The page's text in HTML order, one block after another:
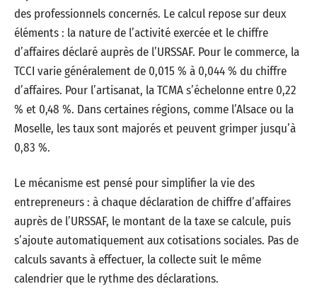
des professionnels concernés. Le calcul repose sur deux
éléments : la nature de l’activité exercée et le chiffre
d’affaires déclaré auprès de l’URSSAF. Pour le commerce, la
TCCI varie généralement de 0,015 % à 0,044 % du chiffre
d’affaires. Pour l’artisanat, la TCMA s’échelonne entre 0,22
% et 0,48 %. Dans certaines régions, comme l’Alsace ou la
Moselle, les taux sont majorés et peuvent grimper jusqu’à
0,83 %.
Le mécanisme est pensé pour simplifier la vie des
entrepreneurs : à chaque déclaration de chiffre d’affaires
auprès de l’URSSAF, le montant de la taxe se calcule, puis
s’ajoute automatiquement aux cotisations sociales. Pas de
calculs savants à effectuer, la collecte suit le même
calendrier que le rythme des déclarations.